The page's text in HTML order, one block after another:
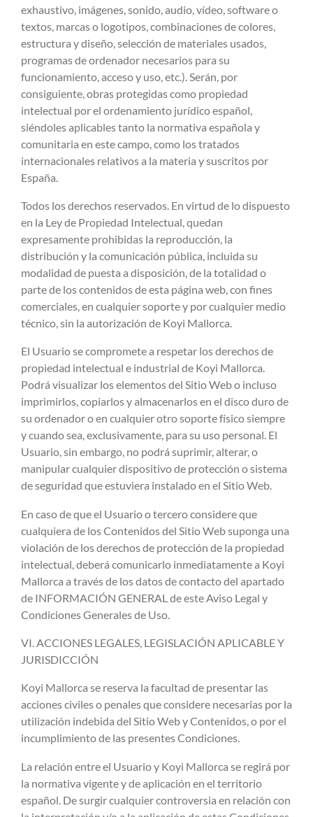
exhaustivo, imágenes, sonido, audio, vídeo, software o
textos, marcas o logotipos, combinaciones de colores,
estructura y diseño, selección de materiales usados,
programas de ordenador necesarios para su
funcionamiento, acceso y uso, etc.). Serán, por
consiguiente, obras protegidas como propiedad
intelectual por el ordenamiento jurídico español,
siéndoles aplicables tanto la normativa española y
comunitaria en este campo, como los tratados
internacionales relativos a la materia y suscritos por
España.
Todos los derechos reservados. En virtud de lo dispuesto
en la Ley de Propiedad Intelectual, quedan
expresamente prohibidas la reproducción, la
distribución y la comunicación pública, incluida su
modalidad de puesta a disposición, de la totalidad o
parte de los contenidos de esta página web, con fines
comerciales, en cualquier soporte y por cualquier medio
técnico, sin la autorización de Koyi Mallorca.
El Usuario se compromete a respetar los derechos de
propiedad intelectual e industrial de Koyi Mallorca.
Podrá visualizar los elementos del Sitio Web o incluso
imprimirlos, copiarlos y almacenarlos en el disco duro de
su ordenador o en cualquier otro soporte físico siempre
y cuando sea, exclusivamente, para su uso personal. El
Usuario, sin embargo, no podrá suprimir, alterar, o
manipular cualquier dispositivo de protección o sistema
de seguridad que estuviera instalado en el Sitio Web.
En caso de que el Usuario o tercero considere que
cualquiera de los Contenidos del Sitio Web suponga una
violación de los derechos de protección de la propiedad
intelectual, deberá comunicarlo inmediatamente a Koyi
Mallorca a través de los datos de contacto del apartado
de INFORMACIÓN GENERAL de este Aviso Legal y
Condiciones Generales de Uso.
VI. ACCIONES LEGALES, LEGISLACIÓN APLICABLE Y
JURISDICCIÓN
Koyi Mallorca se reserva la facultad de presentar las
acciones civiles o penales que considere necesarias por la
utilización indebida del Sitio Web y Contenidos, o por el
incumplimiento de las presentes Condiciones.
La relación entre el Usuario y Koyi Mallorca se regirá por
la normativa vigente y de aplicación en el territorio
español. De surgir cualquier controversia en relación con